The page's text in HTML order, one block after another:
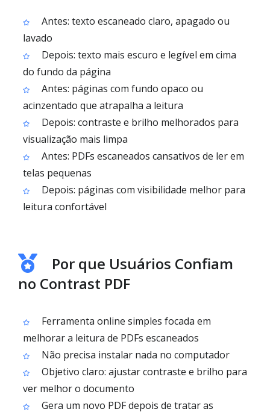
Antes: texto escaneado claro, apagado ou
lavado
Depois: texto mais escuro e legível em cima
do fundo da página
Antes: páginas com fundo opaco ou
acinzentado que atrapalha a leitura
Depois: contraste e brilho melhorados para
visualização mais limpa
Antes: PDFs escaneados cansativos de ler em
telas pequenas
Depois: páginas com visibilidade melhor para
leitura confortável
Por que Usuários Confiam
no Contrast PDF
Ferramenta online simples focada em
melhorar a leitura de PDFs escaneados
Não precisa instalar nada no computador
Objetivo claro: ajustar contraste e brilho para
ver melhor o documento
Gera um novo PDF depois de tratar as